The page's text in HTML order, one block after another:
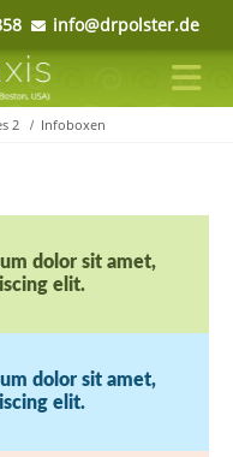
info@drpolster.de
2 Infoboxen
dolor sit amet,
elit.
dolor sit amet,
elit.